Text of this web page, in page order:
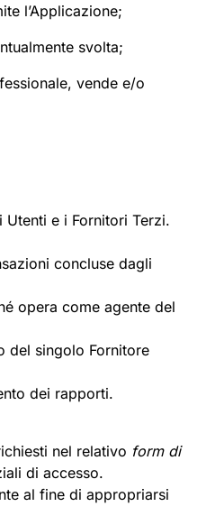
l’Applicazione;
svolta;
vende e/o
e i Fornitori Terzi.
concluse dagli
opera come agente del
del singolo Fornitore
dei rapporti.
nel relativo form di
di accesso.
al fine di appropriarsi